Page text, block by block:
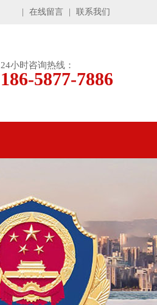
在线留言 联系我们
24小时咨询热线：
186-5877-7886